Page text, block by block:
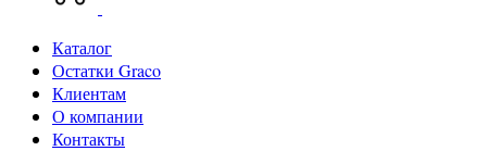
Каталог
Остатки Graco
Клиентам
О компании
Контакты